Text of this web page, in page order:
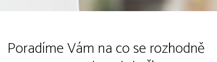
Poradíme Vám na co se rozhodně